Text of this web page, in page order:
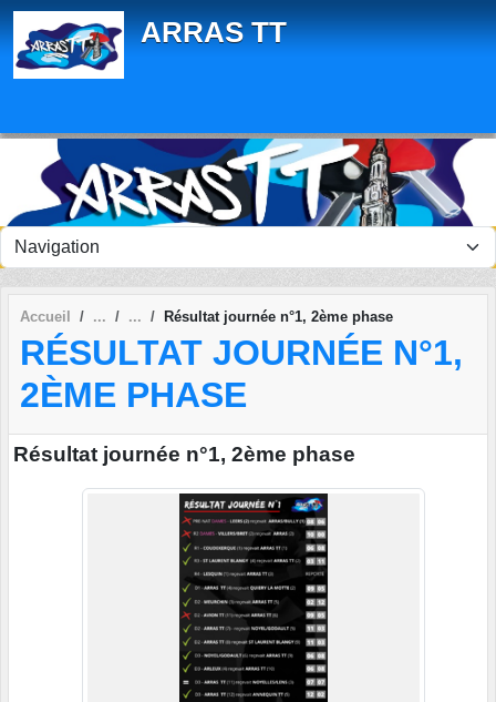
ARRAS TT
Accueil Résultat journée n°1, 2ème phase
RÉSULTAT JOURNÉE N°1,
2ÈME PHASE
Résultat journée n°1, 2ème phase
Panneau de gestion des cookies